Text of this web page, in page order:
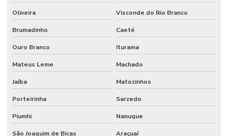
Venda De Tubo Galvanizado
Oliveira Visconde do Rio Branco
Brumadinho Caeté
Ouro Branco Iturama
Mateus Leme Machado
Jaíba Matozinhos
Porteirinha Sarzedo
Piumhi Nanuque
São Joaquim de Bicas Araçuaí